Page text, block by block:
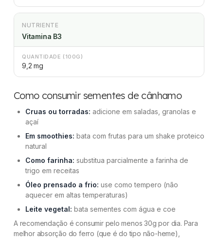
NUTRIENTE
Vitamina B3
QUANTIDADE (100G)
9,2 mg
Como consumir sementes de cânhamo
Cruas ou torradas: adicione em saladas, granolas e
açaí
Em smoothies: bata com frutas para um shake proteico
natural
Como farinha: substitua parcialmente a farinha de
trigo em receitas
Óleo prensado a frio: use como tempero (não
aquecer em altas temperaturas)
Leite vegetal: bata sementes com água e coe
A recomendação é consumir pelo menos 30g por dia. Para
melhor absorção do ferro (que é do tipo não-heme),